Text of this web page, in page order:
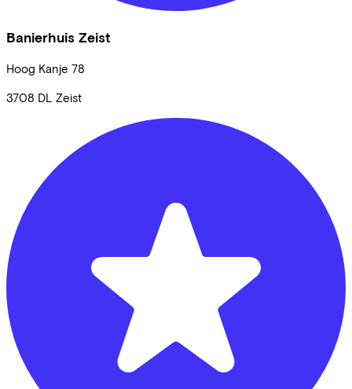
Banierhuis Zeist
Hoog Kanje 78
3708 DL Zeist